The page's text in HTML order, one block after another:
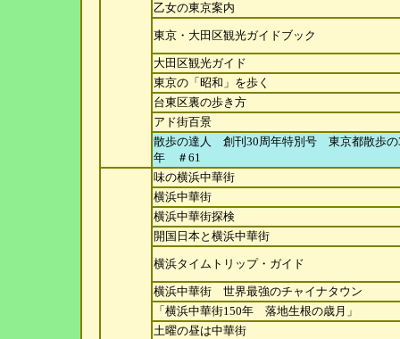
乙女の東京案内
東京・大田区観光ガイドブック
大田区観光ガイド
東京の「昭和」を歩く
台東区裏の歩き方
アド街百景
散歩の達人 創刊30周年特別号 東京都散歩の
年 ＃61
味の横浜中華街
横浜中華街
横浜中華街探検
開国日本と横浜中華街
横浜タイムトリップ・ガイド
横浜中華街 世界最強のチャイナタウン
「横浜中華街150年 落地生根の歳月」
土曜の昼は中華街